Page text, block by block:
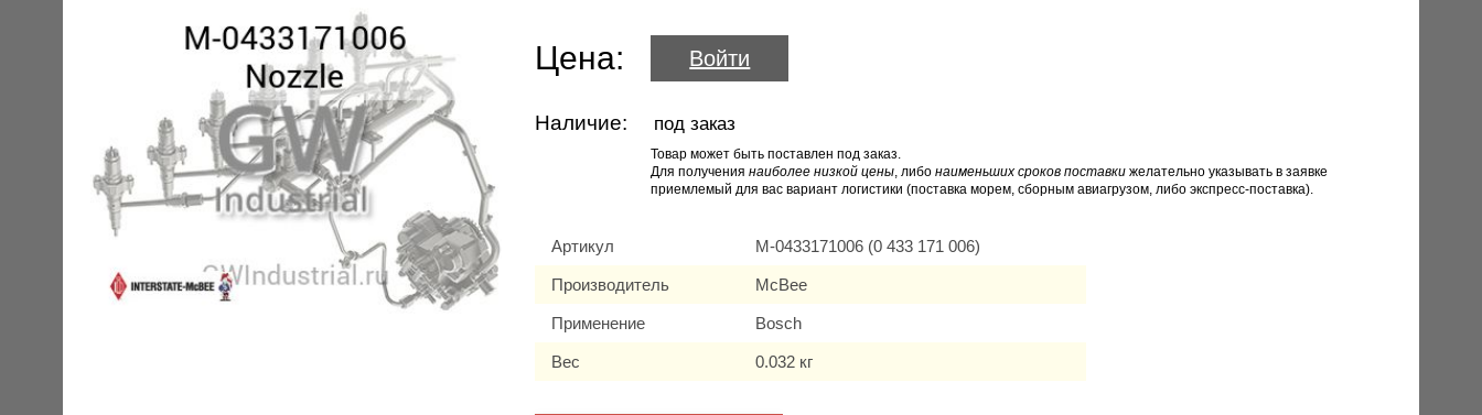
Цена: Войти
Наличие: под заказ
Товар может быть поставлен под заказ.
Для получениянаиболее низкой цены, либонаименьших сроков поставки желательно указывать в заявке
приемлемый для вас вариант логистики (поставка морем, сборным авиагрузом, либо экспресс-поставка).
Артикул M-0433171006 (0 433 171 006)
Производитель McBee
Применение Bosch
Вес 0.032 кг